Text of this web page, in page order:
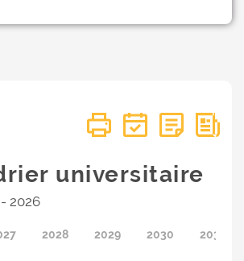
universitaire
2026
2028 2029 2030 2031